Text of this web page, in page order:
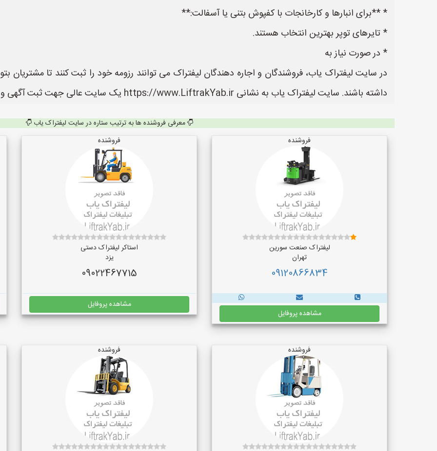
* **برای انبارها و کارخانجات با کفپوش بتنی یا آسفالت:**
* تایرهای توپر بهترین انتخاب هستند.
* در صورت نیاز به
در سایت لیفتراک یاب، فروشندگان و اجاره دهندگان لیفتراک می توانند رزومه خود را ثبت کنند تا مشتریان
داشته باشند. سایت لیفتراک یاب به نشانی https://www.LiftrakYab.ir یک سایت عالی جهت ثبت آگهی و تبلیغات لیفتراک می باشد.
معرفی فروشنده ها به ترتیب ستاره در سایت لیفتراک یاب
فروشنده
لیفتراک صنعت سورین
تهران
09120866834
مشاهده پروفایل
فروشنده
استاکر لیفتراک دستی
یزد
09022467715
مشاهده پروفایل
فروشنده فروشنده